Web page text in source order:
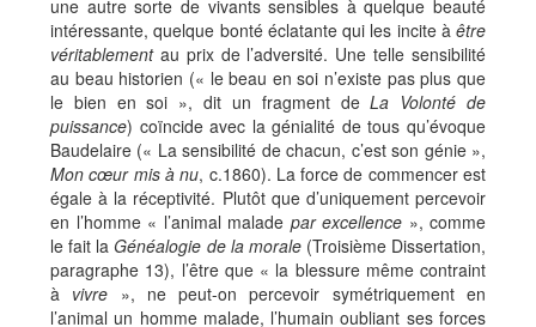
une autre sorte de vivants sensibles à quelque beauté
intéressante, quelque bonté éclatante qui les incite à être
véritablement au prix de l’adversité. Une telle sensibilité
au beau historien (« le beau en soi n’existe pas plus que
le bien en soi », dit un fragment deLa Volonté de
puissance) coïncide avec la génialité de tous qu’évoque
Baudelaire (« La sensibilité de chacun, c’est son génie »,
Mon cœur mis à nu, c.1860). La force de commencer est
égale à la réceptivité. Plutôt que d’uniquement percevoir
en l’homme « l’animal malade par excellence », comme
le fait laGénéalogie de la morale (Troisième Dissertation,
paragraphe 13), l’être que « la blessure même contraint
à vivre », ne peut-on percevoir symétriquement en
l’animal un homme malade, l’humain oubliant ses forces